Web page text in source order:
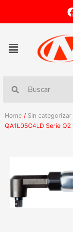
Home / Sin categorizar
QA1L05C4LD Serie Q2